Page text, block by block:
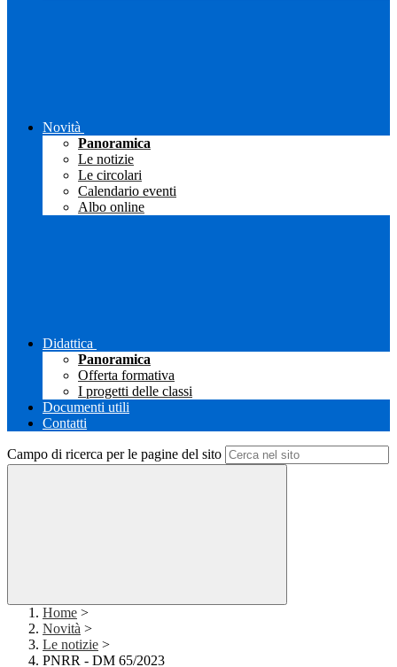
Novità
Panoramica
Le notizie
Le circolari
Calendario eventi
Albo online
Didattica
Panoramica
Offerta formativa
I progetti delle classi
Documenti utili
Contatti
Campo di ricerca per le pagine del sito
Home >
Novità >
Le notizie >
PNRR - DM 65/2023